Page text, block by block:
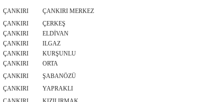
ÇANKIRI
ÇANKIRI MERKEZ
ÇANKIRI
ÇERKEŞ
ÇANKIRI
ELDİVAN
ÇANKIRI
ILGAZ
ÇANKIRI
KURŞUNLU
ÇANKIRI
ORTA
ÇANKIRI
ŞABANÖZÜ
ÇANKIRI
YAPRAKLI